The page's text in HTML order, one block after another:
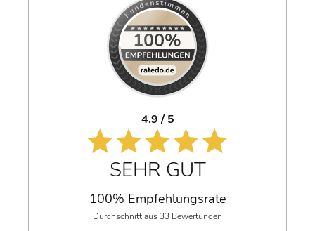
4.9 / 5
SEHR GUT
100% Empfehlungsrate
Durchschnitt aus 33 Bewertungen